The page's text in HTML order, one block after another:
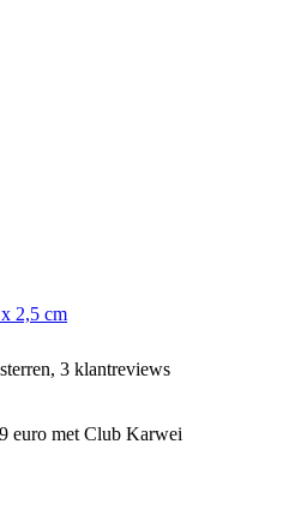
2,5 cm
3 klantreviews
euro met Club Karwei